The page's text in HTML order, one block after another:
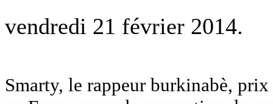
vendredi 21 février 2014.
Smarty, le rappeur burkinabè,